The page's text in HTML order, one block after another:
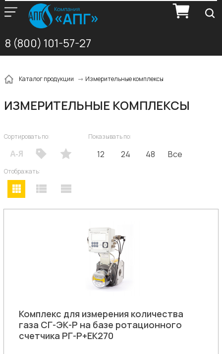
8 (800) 101-57-27
Каталог продукции Измерительные комплексы
ИЗМЕРИТЕЛЬНЫЕ КОМПЛЕКСЫ
Сортировать по: Показывать по:
12 24 48 Все
Отображать:
Комплекс для измерения количества
газа СГ-ЭК-Р на базе ротационного
счетчика РГ-Р+ЕК270